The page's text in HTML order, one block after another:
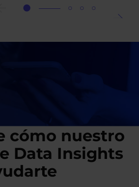
cómo nuestro
Data Insights